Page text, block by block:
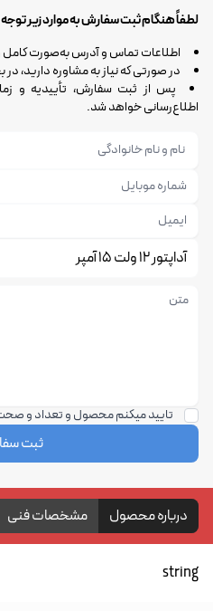
لطفاً هنگام ثبت سفارش به موارد زیر توجه
اطلاعات تماس و آدرس به‌صورت کامل
در صورتی که نیاز به مشاوره دارید،
پس از ثبت سفارش، تأییدیه و
اطلاع‌رسانی خواهد شد.
آداپتور 12 ولت 15 آمپر
تایید میکنم محصول و تعداد و
ثبت
درباره محصول مشخصات فنی
string